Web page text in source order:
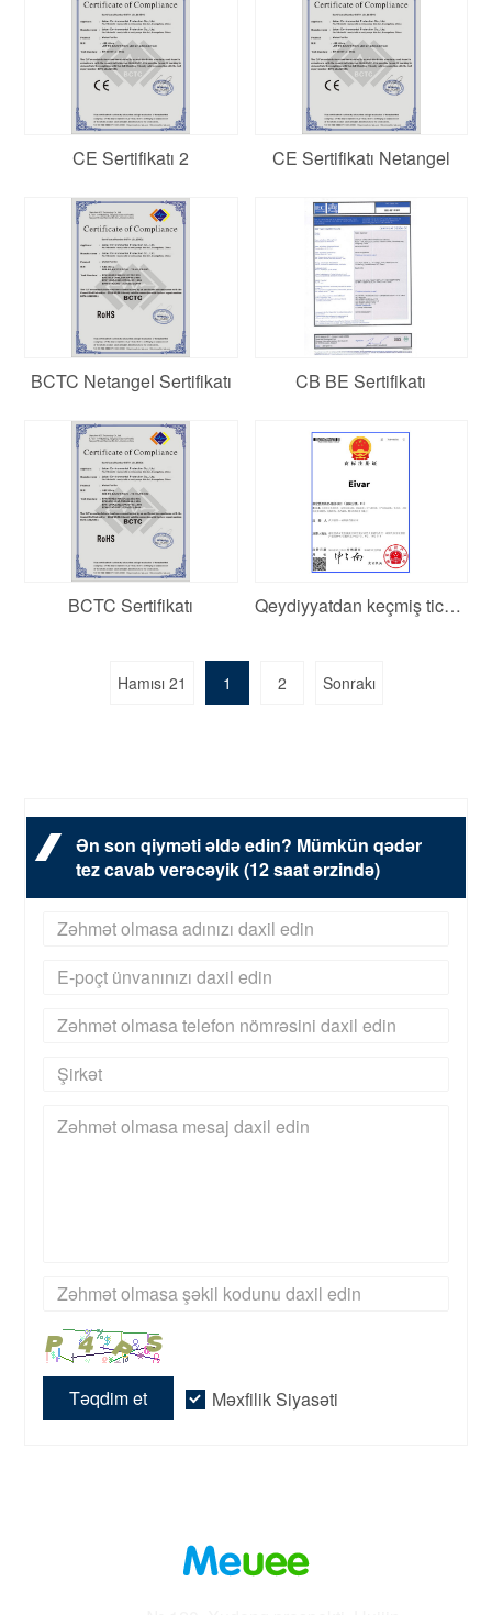
CE Sertifikatı 2 CE Sertifikatı Netangel
BCTC Netangel Sertifikatı CB BE Sertifikatı
BCTC Sertifikatı Qeydiyyatdan keçmiş ticarət nişanı: Eivar
Hamısı 21 1 2 Sonrakı
Ən son qiyməti əldə edin? Mümkün qədər
tez cavab verəcəyik (12 saat ərzində)
Təqdim et Məxfilik Siyasəti